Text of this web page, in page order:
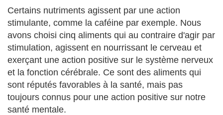
Certains nutriments agissent par une action
stimulante, comme la caféine par exemple. Nous
avons choisi cinq aliments qui au contraire d'agir par
stimulation, agissent en nourrissant le cerveau et
exerçant une action positive sur le système nerveux
et la fonction cérébrale. Ce sont des aliments qui
sont réputés favorables à la santé, mais pas
toujours connus pour une action positive sur notre
santé mentale.